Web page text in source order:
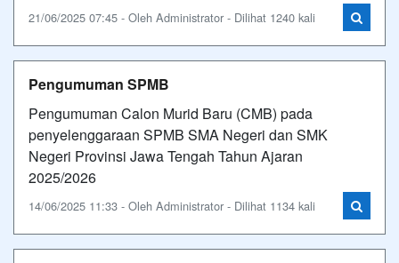
21/06/2025 07:45 - Oleh Administrator - Dilihat 1240 kali
Pengumuman SPMB
Pengumuman Calon Murid Baru (CMB) pada
penyelenggaraan SPMB SMA Negeri dan SMK
Negeri Provinsi Jawa Tengah Tahun Ajaran
2025/2026
14/06/2025 11:33 - Oleh Administrator - Dilihat 1134 kali